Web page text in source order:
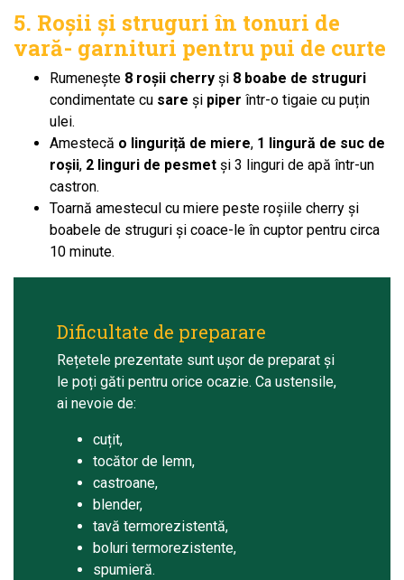
5. Roșii și struguri în tonuri de
vară- garnituri pentru pui de curte
Rumenește 8 roșii cherry și 8 boabe de struguri
condimentate cu sare și piper într-o tigaie cu puțin
ulei.
Amestecă o linguriță de miere, 1 lingură de suc de
roșii, 2 linguri de pesmet și 3 linguri de apă într-un
castron.
Toarnă amestecul cu miere peste roșiile cherry și
boabele de struguri și coace-le în cuptor pentru circa
10 minute.
Dificultate de preparare
Rețetele prezentate sunt ușor de preparat și
le poți găti pentru orice ocazie. Ca ustensile,
ai nevoie de:
cuțit,
tocător de lemn,
castroane,
blender,
tavă termorezistentă,
boluri termorezistente,
spumieră.